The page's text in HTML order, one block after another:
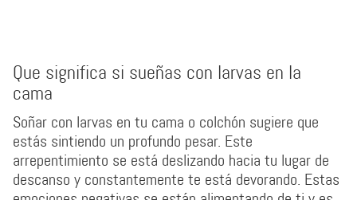
Que significa si sueñas con larvas en la
cama
Soñar con larvas en tu cama o colchón sugiere que
estás sintiendo un profundo pesar. Este
arrepentimiento se está deslizando hacia tu lugar de
descanso y constantemente te está devorando. Estas